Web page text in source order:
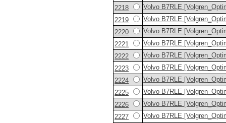
2218
Volvo B7RLE
2219
Volvo B7RLE
2220
Volvo B7RLE
2221
Volvo B7RLE
2222
Volvo B7RLE
2223
Volvo B7RLE
2224
Volvo B7RLE
2225
Volvo B7RLE
2226
Volvo B7RLE
2227
Volvo B7RLE